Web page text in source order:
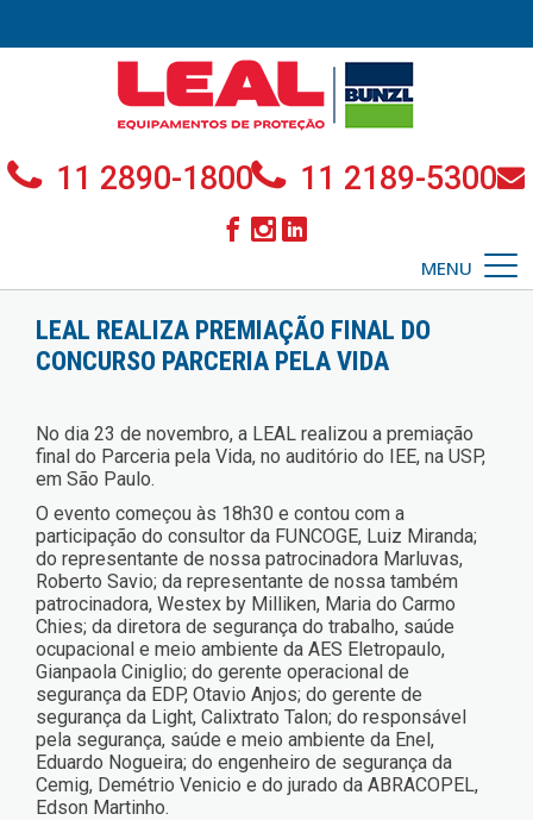
11 2890-1800 11 2189-5300
MENU
LEAL REALIZA PREMIAÇÃO FINAL DO
CONCURSO PARCERIA PELA VIDA
No dia 23 de novembro, a LEAL realizou a premiação
final do Parceria pela Vida, no auditório do IEE, na USP,
em São Paulo.
O evento começou às 18h30 e contou com a
participação do consultor da FUNCOGE, Luiz Miranda;
do representante de nossa patrocinadora Marluvas,
Roberto Savio; da representante de nossa também
patrocinadora, Westex by Milliken, Maria do Carmo
Chies; da diretora de segurança do trabalho, saúde
ocupacional e meio ambiente da AES Eletropaulo,
Gianpaola Ciniglio; do gerente operacional de
segurança da EDP, Otavio Anjos; do gerente de
segurança da Light, Calixtrato Talon; do responsável
pela segurança, saúde e meio ambiente da Enel,
Eduardo Nogueira; do engenheiro de segurança da
Cemig, Demétrio Venicio e do jurado da ABRACOPEL,
Edson Martinho.